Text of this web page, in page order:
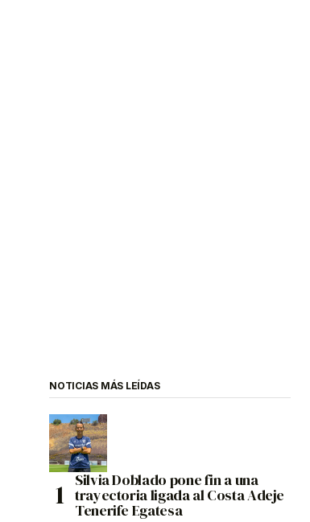
NOTICIAS MÁS LEÍDAS
Silvia Doblado pone fin a una
trayectoria ligada al Costa Adeje
Tenerife Egatesa